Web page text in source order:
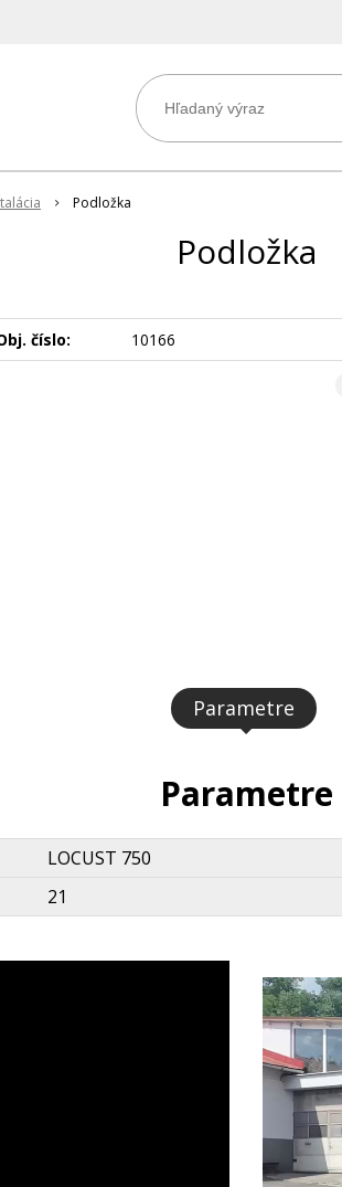
Podložka
Podložka
číslo: 10166
Parametre
Parametre
LOCUST 750
21